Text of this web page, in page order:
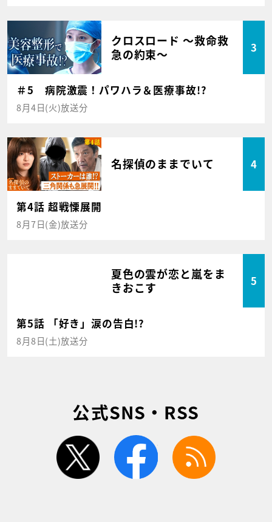
クロスロード ～救命救
急の約束～
3
＃5 病院激震！パワハラ＆医療事故!?
8月4日(火)放送分
名探偵のままでいて 4
第4話 超戦慄展開
8月7日(金)放送分
夏色の雲が恋と嵐をま
きおこす
5
第5話 「好き」涙の告白!?
8月8日(土)放送分
公式SNS・RSS
twitter facebook